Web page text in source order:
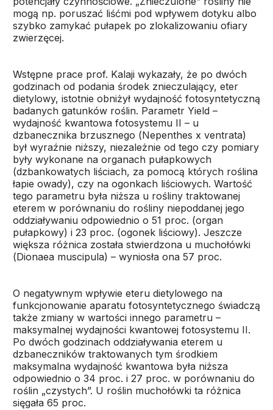
mogą np. poruszać liśćmi pod wpływem dotyku albo
szybko zamykać pułapek po zlokalizowaniu ofiary
zwierzęcej.
Wstępne prace prof. Kalaji wykazały, że po dwóch
godzinach od podania środek znieczulający, eter
dietylowy, istotnie obniżył wydajność fotosyntetyczną
badanych gatunków roślin. Parametr Yield –
wydajność kwantowa fotosystemu II – u
dzbanecznika brzusznego (Nepenthes x ventrata)
był wyraźnie niższy, niezależnie od tego czy pomiary
były wykonane na organach pułapkowych
(dzbankowatych liściach, za pomocą których roślina
łapie owady), czy na ogonkach liściowych. Wartość
tego parametru była niższa u rośliny traktowanej
eterem w porównaniu do rośliny niepoddanej jego
oddziaływaniu odpowiednio o 51 proc. (organ
pułapkowy) i 23 proc. (ogonek liściowy). Jeszcze
większa różnica została stwierdzona u muchołówki
(Dionaea muscipula) – wyniosła ona 57 proc.
O negatywnym wpływie eteru dietylowego na
funkcjonowanie aparatu fotosyntetycznego świadczą
także zmiany w wartości innego parametru –
maksymalnej wydajności kwantowej fotosystemu II.
Po dwóch godzinach oddziaływania eterem u
dzbaneczników traktowanych tym środkiem
maksymalna wydajność kwantowa była niższa
odpowiednio o 34 proc. i 27 proc. w porównaniu do
roślin „czystych”. U roślin muchołówki ta różnica
sięgała 65 proc.